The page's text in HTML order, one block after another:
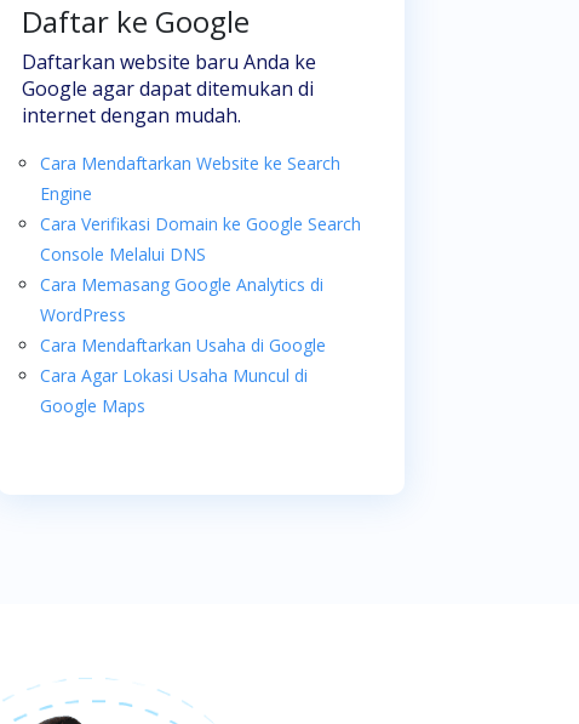
Daftar ke Google
Daftarkan website baru Anda ke
Google agar dapat ditemukan di
internet dengan mudah.
Cara Mendaftarkan Website ke Search
Engine
Cara Verifikasi Domain ke Google Search
Console Melalui DNS
Cara Memasang Google Analytics di
WordPress
Cara Mendaftarkan Usaha di Google
Cara Agar Lokasi Usaha Muncul di
Google Maps